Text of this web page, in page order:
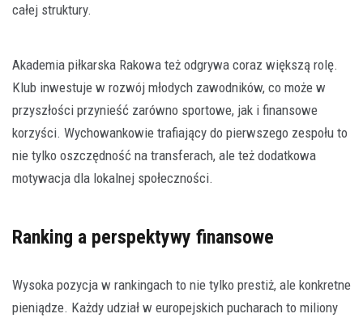
całej struktury.
Akademia piłkarska Rakowa też odgrywa coraz większą rolę.
Klub inwestuje w rozwój młodych zawodników, co może w
przyszłości przynieść zarówno sportowe, jak i finansowe
korzyści. Wychowankowie trafiający do pierwszego zespołu to
nie tylko oszczędność na transferach, ale też dodatkowa
motywacja dla lokalnej społeczności.
Ranking a perspektywy finansowe
Wysoka pozycja w rankingach to nie tylko prestiż, ale konkretne
pieniądze. Każdy udział w europejskich pucharach to miliony